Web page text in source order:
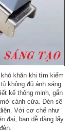
khăn khi tìm kiếm
không đủ ánh sáng.
kế thông minh, gắn
cánh cửa. Đèn sẽ
Với cơ chế như
đại, bạn dễ dàng lấy